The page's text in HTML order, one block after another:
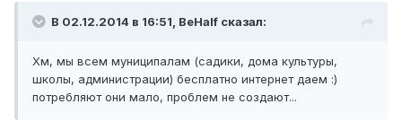
В 02.12.2014 в 16:51, BeHalf сказал:
Хм, мы всем муниципалам (садики, дома культуры,
школы, администрации) бесплатно интернет даем :)
потребляют они мало, проблем не создают...